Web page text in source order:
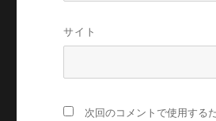
サイト
次回のコメントで使用する